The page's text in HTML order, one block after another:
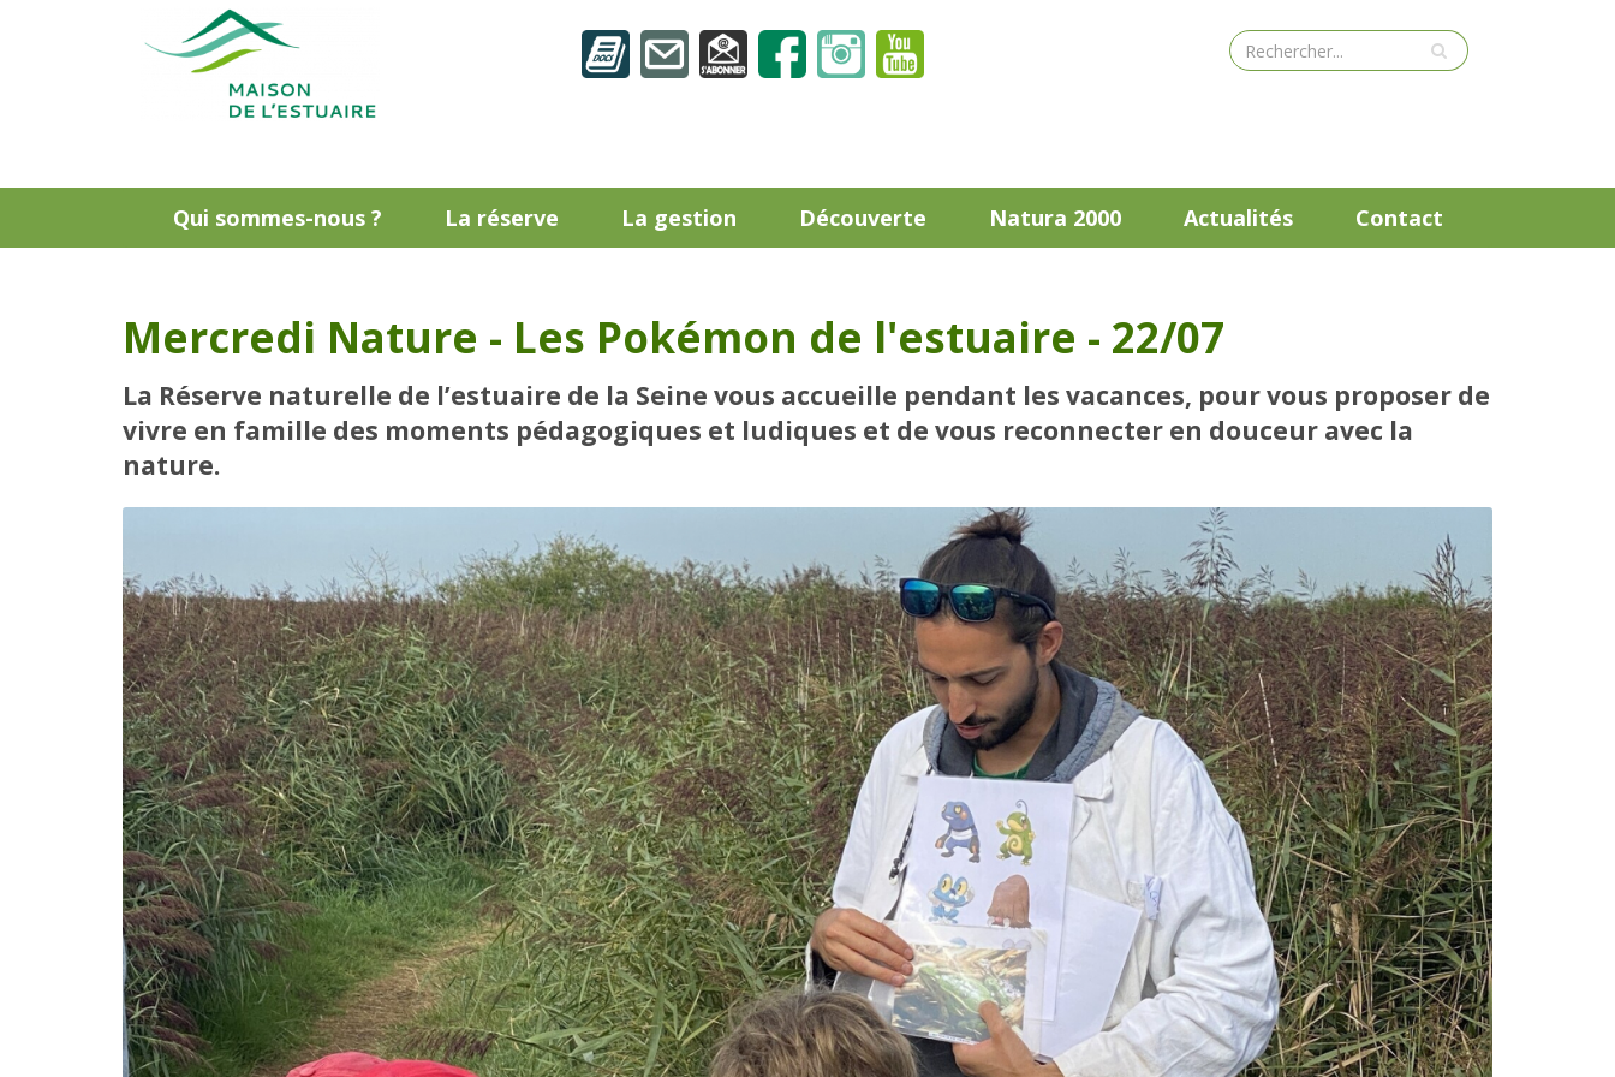
Qui sommes-nous ? La réserve La gestion Découverte Natura 2000 Actualités Contact
Mercredi Nature - Les Pokémon de l'estuaire - 22/07
La Réserve naturelle de l’estuaire de la Seine vous accueille pendant les vacances, pour vous proposer de
vivre en famille des moments pédagogiques et ludiques et de vous reconnecter en douceur avec la
nature.